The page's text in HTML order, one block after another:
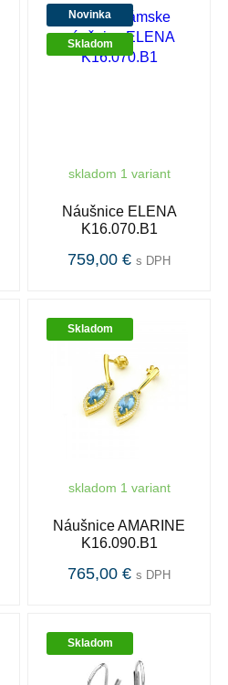
Novinka
Skladom
skladom 1 variant
Náušnice ELENA
K16.070.B1
759,00 € s DPH
Skladom
skladom 1 variant
Náušnice AMARINE
K16.090.B1
765,00 € s DPH
Skladom